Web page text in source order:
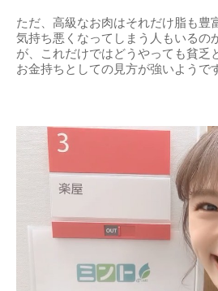
ただ、高級なお肉はそれだけ脂も豊
気持ち悪くなってしまう人もいるの
が、これだけではどうやっても貧乏
お金持ちとしての見方が強いようで